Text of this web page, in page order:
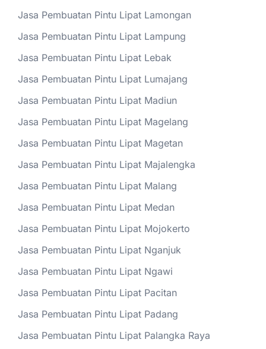
Jasa Pembuatan Pintu Lipat Lamongan
Jasa Pembuatan Pintu Lipat Lampung
Jasa Pembuatan Pintu Lipat Lebak
Jasa Pembuatan Pintu Lipat Lumajang
Jasa Pembuatan Pintu Lipat Madiun
Jasa Pembuatan Pintu Lipat Magelang
Jasa Pembuatan Pintu Lipat Magetan
Jasa Pembuatan Pintu Lipat Majalengka
Jasa Pembuatan Pintu Lipat Malang
Jasa Pembuatan Pintu Lipat Medan
Jasa Pembuatan Pintu Lipat Mojokerto
Jasa Pembuatan Pintu Lipat Nganjuk
Jasa Pembuatan Pintu Lipat Ngawi
Jasa Pembuatan Pintu Lipat Pacitan
Jasa Pembuatan Pintu Lipat Padang
Jasa Pembuatan Pintu Lipat Palangka Raya